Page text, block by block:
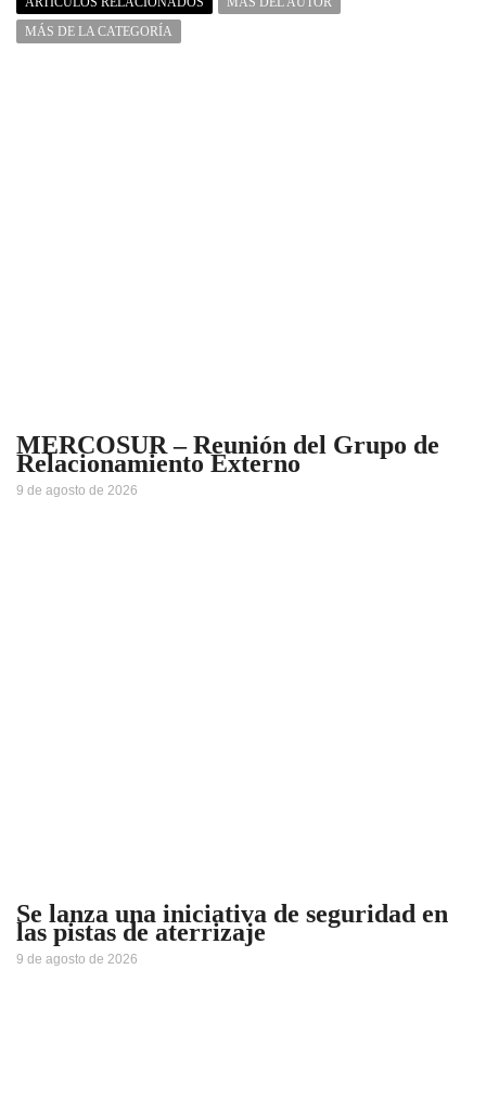
MÁS DE LA CATEGORÍA
MERCOSUR – Reunión del Grupo de
Relacionamiento Externo
9 de agosto de 2026
Se lanza una iniciativa de seguridad en
las pistas de aterrizaje
9 de agosto de 2026